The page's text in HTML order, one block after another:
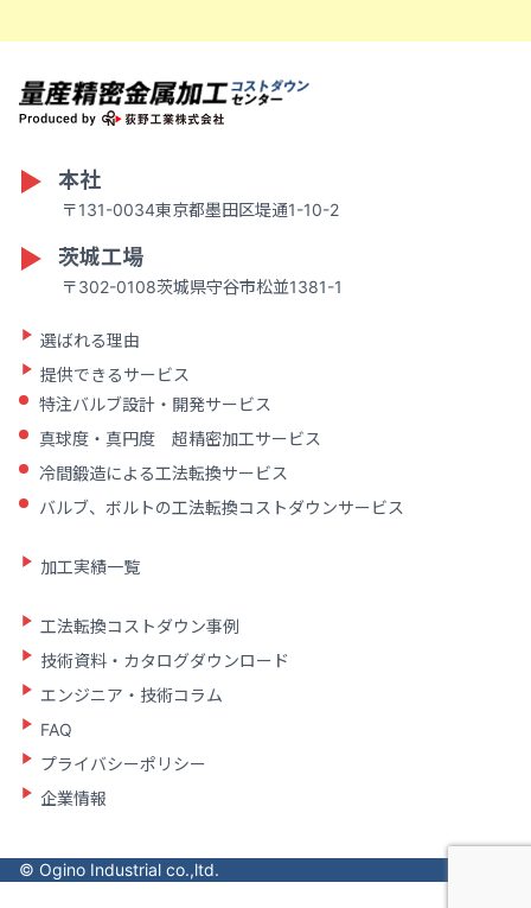
本社
〒131-0034東京都墨田区堤通1-10-2
茨城工場
〒302-0108茨城県守谷市松並1381-1
選ばれる理由
提供できるサービス
特注バルブ設計・開発サービス
真球度・真円度 超精密加工サービス
冷間鍛造による工法転換サービス
バルブ、ボルトの工法転換コストダウンサービス
加工実績一覧
工法転換コストダウン事例
技術資料・カタログダウンロード
エンジニア・技術コラム
FAQ
プライバシーポリシー
企業情報
© Ogino Industrial co.,ltd.